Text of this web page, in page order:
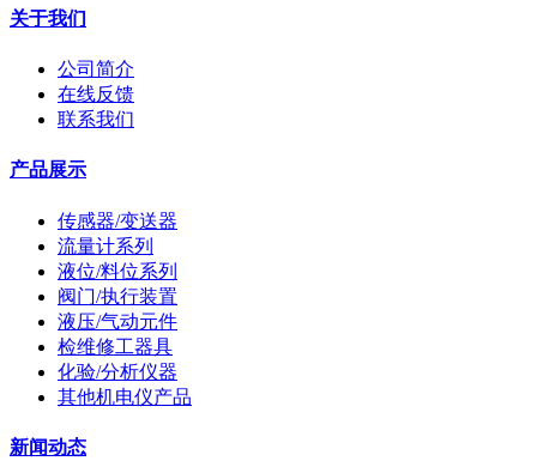
关于我们
公司简介
在线反馈
联系我们
产品展示
传感器/变送器
流量计系列
液位/料位系列
阀门/执行装置
液压/气动元件
检维修工器具
化验/分析仪器
其他机电仪产品
新闻动态